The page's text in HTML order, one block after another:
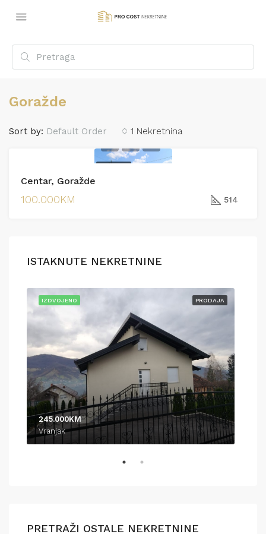
Goražde
1 Nekretnina
Sort by: Default Order
Centar, Goražde
100.000KM 514
ISTAKNUTE NEKRETNINE
PRODAJA
IZDVOJENO
245.000KM
Vranjak
PRETRAŽI OSTALE NEKRETNINE